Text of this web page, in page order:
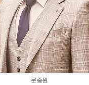
문종원